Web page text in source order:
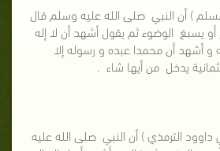
) أن النبي صلى الله عليه وسلم قال
أو يسبغ الوضوء ثم يقول أشهد أن لا إله
و أشهد أن محمدا عبده و رسوله إلا
يدخل من أيها شاء .
الترمذي ) أن النبي صلى الله عليه